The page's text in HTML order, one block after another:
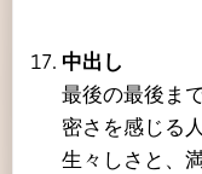
中出し
最後の最後ま
密さを感じる
生々しさと、